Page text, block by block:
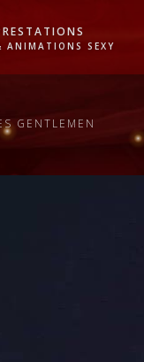
ANIMATIONS SEXY
GENTLEMEN